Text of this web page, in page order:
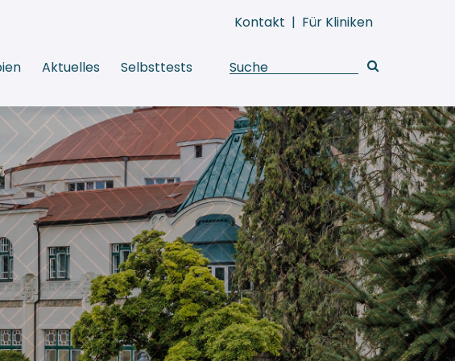
Kontakt | Für Kliniken
Aktuelles Selbsttests